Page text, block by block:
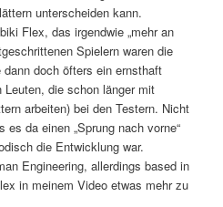
unterscheiden kann.
Flex, das irgendwie „mehr an
Spielern waren die
doch öfters ein ernsthaft
die schon länger mit
arbeiten) bei den Testern. Nicht
da einen „Sprung nach vorne“
die Entwicklung war.
Engineering, allerdings based in
in meinem Video etwas mehr zu